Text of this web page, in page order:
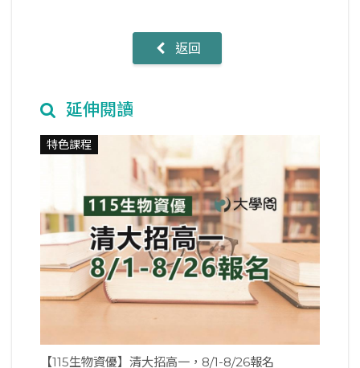
返回
延伸閱讀
特色課程
【115生物資優】清大招高一，8/1-8/26報名